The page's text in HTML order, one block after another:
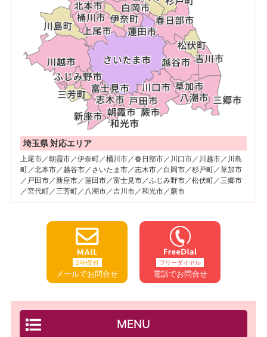
埼玉県 対応エリア
上尾市／朝霞市／伊奈町／桶川市／春日部市／川口市／川越市／川島
町／北本市／越谷市／さいたま市／志木市／白岡市／杉戸町／草加市
／戸田市／新座市／蓮田市／富士見市／ふじみ野市／松伏町／三郷市
／宮代町／三芳町／八潮市／吉川市／和光市／蕨市
24H受付
メールでお問合せ
フリーダイヤル
電話でお問合せ
MENU